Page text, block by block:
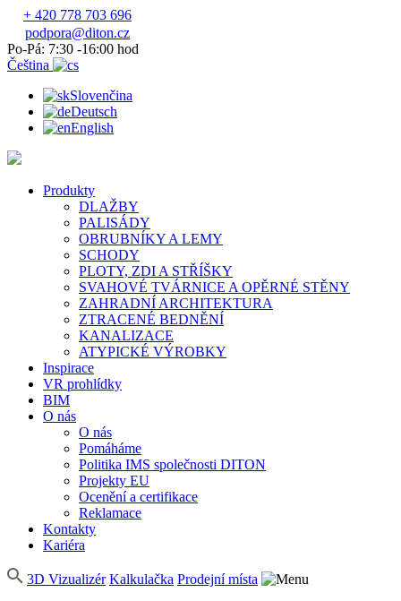
+ 420 778 703 696
podpora@diton.cz
Po-Pá: 7:30 -16:00 hod
Čeština
Slovenčina
Deutsch
English
Produkty
DLAŽBY
PALISÁDY
OBRUBNÍKY A LEMY
SCHODY
PLOTY, ZDI A STŘÍŠKY
SVAHOVÉ TVÁRNICE A OPĚRNÉ STĚNY
ZAHRADNÍ ARCHITEKTURA
ZTRACENÉ BEDNĚNÍ
KANALIZACE
ATYPICKÉ VÝROBKY
Inspirace
VR prohlídky
BIM
O nás
O nás
Pomáháme
Politika IMS společnosti DITON
Projekty EU
Ocenění a certifikace
Reklamace
Kontakty
Kariéra
3D Vizualizér Kalkulačka Prodejní místa